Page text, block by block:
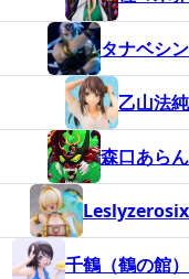
タナベシン
乙山法純
森口あらん
Leslyzerosix
千鶴（鶴の館）